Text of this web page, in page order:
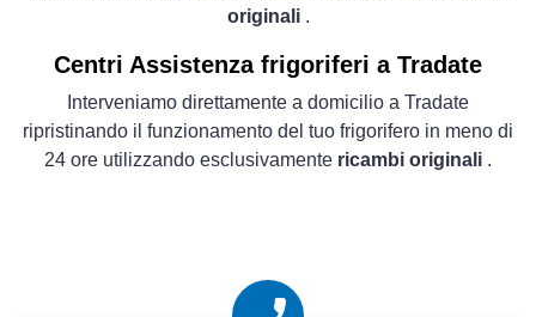
originali .
Centri Assistenza frigoriferi a Tradate
Interveniamo direttamente a domicilio a Tradate
ripristinando il funzionamento del tuo frigorifero in meno di
24 ore utilizzando esclusivamente ricambi originali .